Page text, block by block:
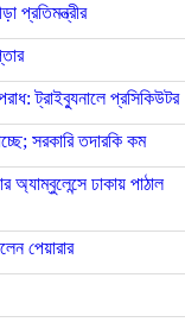
প্রতিমন্ত্রীর
ট্রাইব্যুনালে প্রসিকিউটর
সরকারি তদারকি কম
অ্যাম্বুলেন্সে ঢাকায় পাঠাল
পেয়ারার